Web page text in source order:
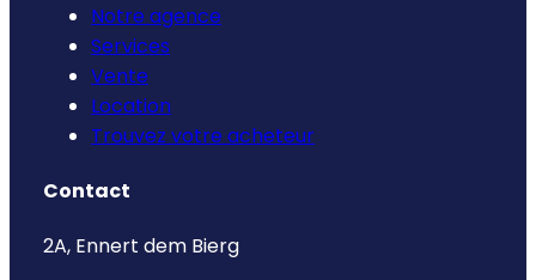
Notre agence
Services
Vente
Location
Trouvez votre acheteur
Contact
2A, Ennert dem Bierg